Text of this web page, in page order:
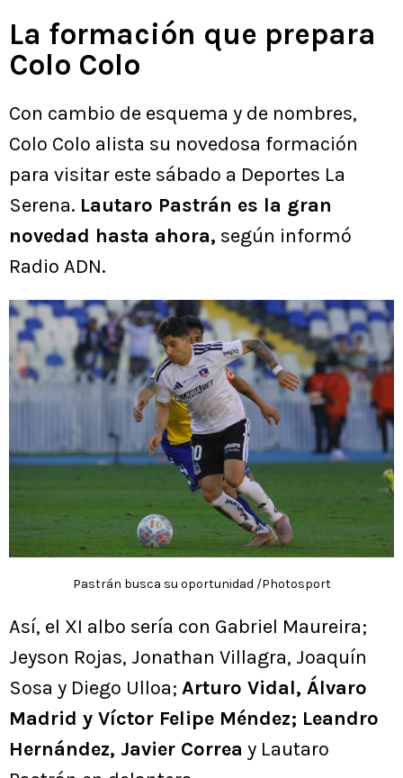
La formación que prepara
Colo Colo
Con cambio de esquema y de nombres,
Colo Colo alista su novedosa formación
para visitar este sábado a Deportes La
Serena. Lautaro Pastrán es la gran
novedad hasta ahora, según informó
Radio ADN.
Pastrán busca su oportunidad /Photosport
Así, el XI albo sería con Gabriel Maureira;
Jeyson Rojas, Jonathan Villagra, Joaquín
Sosa y Diego Ulloa; Arturo Vidal, Álvaro
Madrid y Víctor Felipe Méndez; Leandro
Hernández, Javier Correa y Lautaro